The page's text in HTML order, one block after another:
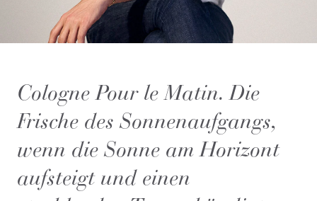
Cologne Pour le Matin. Die
Frische des Sonnenaufgangs,
wenn die Sonne am Horizont
aufsteigt und einen